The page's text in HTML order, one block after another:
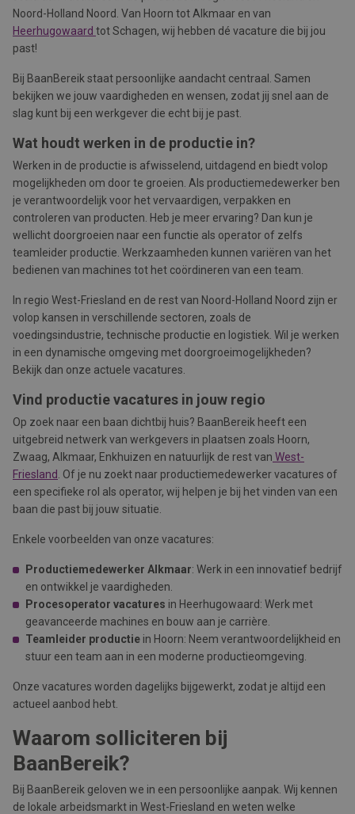
Noord-Holland Noord. Van Hoorn tot Alkmaar en van
Heerhugowaard tot Schagen, wij hebben dé vacature die bij jou
past!
Bij BaanBereik staat persoonlijke aandacht centraal. Samen
bekijken we jouw vaardigheden en wensen, zodat jij snel aan de
slag kunt bij een werkgever die echt bij je past.
Wat houdt werken in de productie in?
Werken in de productie is afwisselend, uitdagend en biedt volop
mogelijkheden om door te groeien. Als productiemedewerker ben
je verantwoordelijk voor het vervaardigen, verpakken en
controleren van producten. Heb je meer ervaring? Dan kun je
wellicht doorgroeien naar een functie als operator of zelfs
teamleider productie. Werkzaamheden kunnen variëren van het
bedienen van machines tot het coördineren van een team.
In regio West-Friesland en de rest van Noord-Holland Noord zijn er
volop kansen in verschillende sectoren, zoals de
voedingsindustrie, technische productie en logistiek. Wil je werken
in een dynamische omgeving met doorgroeimogelijkheden?
Bekijk dan onze actuele vacatures.
Vind productie vacatures in jouw regio
Op zoek naar een baan dichtbij huis? BaanBereik heeft een
uitgebreid netwerk van werkgevers in plaatsen zoals Hoorn,
Zwaag, Alkmaar, Enkhuizen en natuurlijk de rest van West-
Friesland . Of je nu zoekt naar productiemedewerker vacatures of
een specifieke rol als operator, wij helpen je bij het vinden van een
baan die past bij jouw situatie.
Enkele voorbeelden van onze vacatures:
Productiemedewerker Alkmaar: Werk in een innovatief bedrijf
en ontwikkel je vaardigheden.
Procesoperator vacatures in Heerhugowaard: Werk met
geavanceerde machines en bouw aan je carrière.
Teamleider productie in Hoorn: Neem verantwoordelijkheid en
stuur een team aan in een moderne productieomgeving.
Onze vacatures worden dagelijks bijgewerkt, zodat je altijd een
actueel aanbod hebt.
Waarom solliciteren bij
BaanBereik?
Bij BaanBereik geloven we in een persoonlijke aanpak. Wij kennen
de lokale arbeidsmarkt in West-Friesland en weten welke